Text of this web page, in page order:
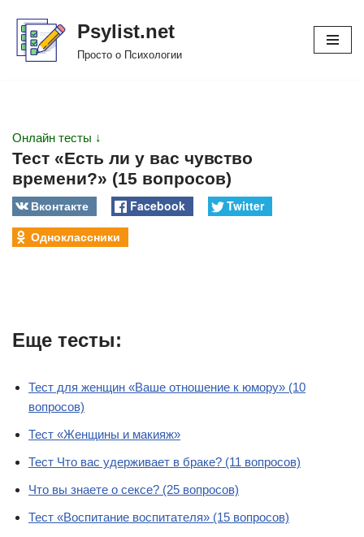
Перейти
Psylist.net
Просто о Психологии
Онлайн тесты ↓
Тест «Есть ли у вас чувство
времени?» (15 вопросов)
Вконтакте Facebook
Twitter
Одноклассники
Еще тесты:
Тест для женщин «Ваше отношение к юмору» (10
вопросов)
Тест «Женщины и макияж»
Тест Что вас удерживает в браке? (11 вопросов)
Что вы знаете о сексе? (25 вопросов)
Тест «Воспитание воспитателя» (15 вопросов)